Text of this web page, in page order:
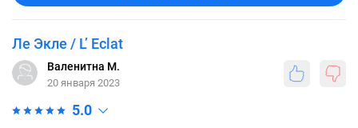
Ле Экле / L’ Eclat
Валенитна М.
20 января 2023
5.0